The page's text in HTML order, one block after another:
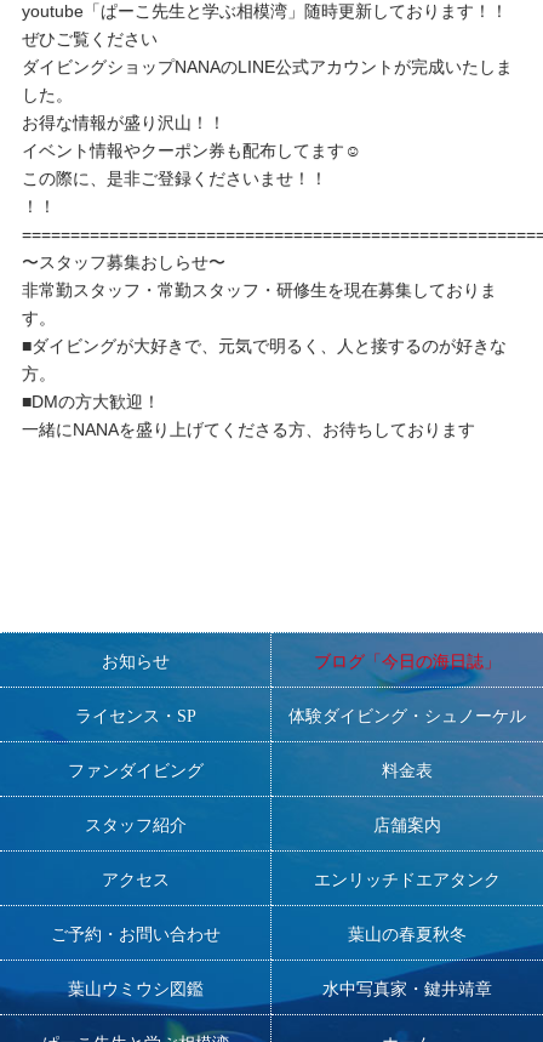
youtube「ぱーこ先生と学ぶ相模湾」随時更新しております！！
ぜひご覧ください
ダイビングショップNANAのLINE公式アカウントが完成いたしま
した。
お得な情報が盛り沢山！！
イベント情報やクーポン券も配布してます☺️
この際に、是非ご登録くださいませ！！
！！
〜スタッフ募集おしらせ〜
非常勤スタッフ・常勤スタッフ・研修生を現在募集しておりま
す。
■ダイビングが大好きで、元気で明るく、人と接するのが好きな
方。
■DMの方大歓迎！
一緒にNANAを盛り上げてくださる方、お待ちしております
お知らせ ブログ「今日の海日誌」
ライセンス・SP 体験ダイビング・シュノーケル
ファンダイビング 料金表
スタッフ紹介 店舗案内
アクセス エンリッチドエアタンク
ご予約・お問い合わせ 葉山の春夏秋冬
葉山ウミウシ図鑑 水中写真家・鍵井靖章